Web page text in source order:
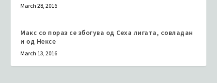
March 28, 2016
Макс со пораз се збогува од Сеха лигата, совладан
и од Нексе
March 13, 2016